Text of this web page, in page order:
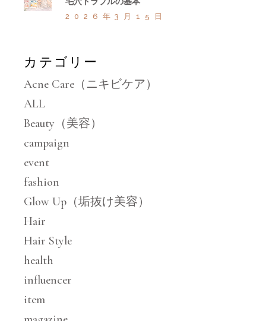
2026年3月15日
カテゴリー
Acne Care（ニキビケア）
ALL
Beauty（美容）
campaign
event
fashion
Glow Up（垢抜け美容）
Hair
Hair Style
health
influencer
item